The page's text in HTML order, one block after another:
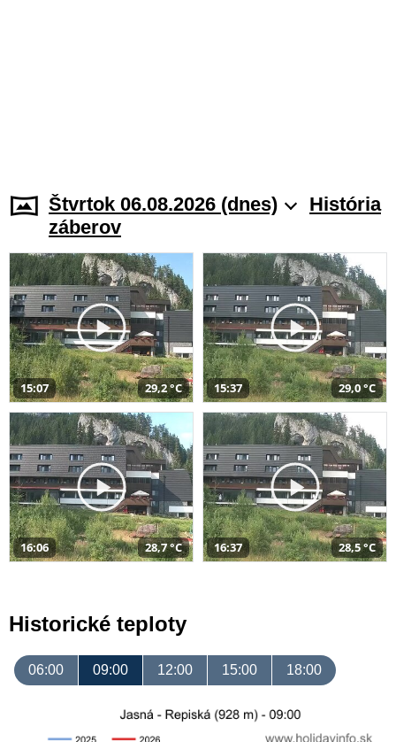
Štvrtok 06.08.2026 (dnes)
História
záberov
15:07 29,2 °C 15:37 29,0 °C
16:06 28,7 °C 16:37 28,5 °C
Historické teploty
06:00 09:00 12:00 15:00 18:00